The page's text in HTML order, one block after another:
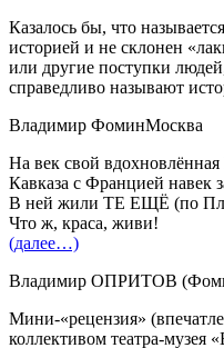
Казалось бы, что
историей и не склонен
или другие поступки
справедливо называют
Владимир ФоминМосква
На век свой вдохновлённая
Кавказа с Францией навек
В ней жили ТЕ ЕЩЁ (по
Что ж, краса, живи!
(далее…)
Владимир ОПРИТОВ
Мини-«рецензия»
коллективом театра-музея